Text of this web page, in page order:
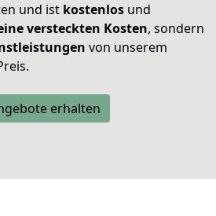
und ist kostenlos und
versteckten Kosten, sondern
von unserem
erhalten